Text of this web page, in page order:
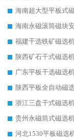
海南超大型平板式
海南永磁滚筒磁块
福建干选铁矿磁选
陕西矿石干式磁选
广东平板干选磁选
陕西平板全自动磁
浙江三盘干式磁选
贵州永磁筒式磁选
河北1530平板磁选